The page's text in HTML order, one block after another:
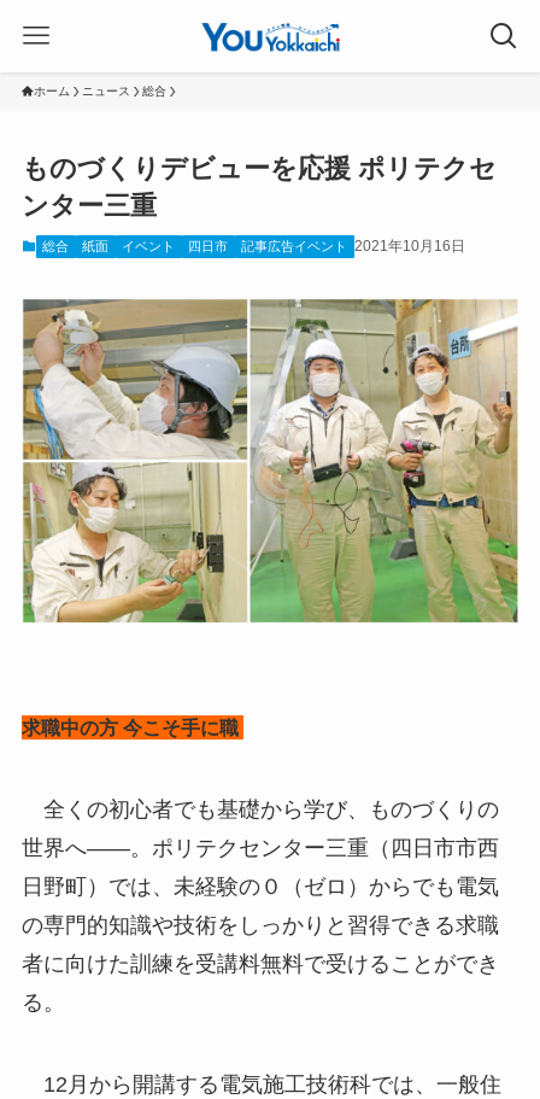
ホーム ニュース 総合
ものづくりデビューを応援 ポリテクセ
ンター三重
総合 紙面 イベント 四日市 記事広告イベント 2021年10月16日
求職中の方 今こそ手に職
全くの初心者でも基礎から学び、ものづくりの
世界へ――。ポリテクセンター三重（四日市市西
日野町）では、未経験の０（ゼロ）からでも電気
の専門的知識や技術をしっかりと習得できる求職
者に向けた訓練を受講料無料で受けることができ
る。
12月から開講する電気施工技術科では、一般住